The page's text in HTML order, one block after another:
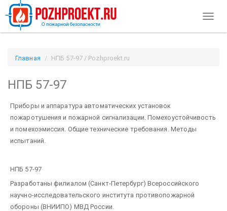
Главная НПБ 57-97 / Pozhproekt.ru
НПБ 57-97
Приборы и аппаратура автоматических установок
пожаротушения и пожарной сигнализации. Помехоустойчивость
и помехоэмиссия. Общие технические требования. Методы
испытаний.
НПБ 57-97
Разработаны филиалом (Санкт-Петербург) Всероссийского
научно-исследовательского института противопожарной
обороны (ВНИИПО) МВД России.